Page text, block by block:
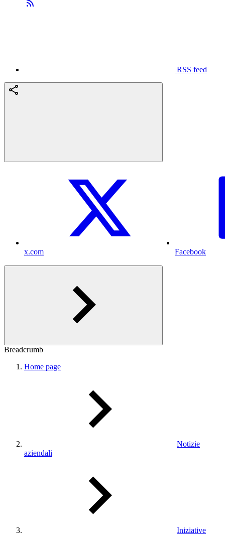
RSS feed
x.com Facebook
Breadcrumb
Home page
Notizie
aziendali
Iniziative